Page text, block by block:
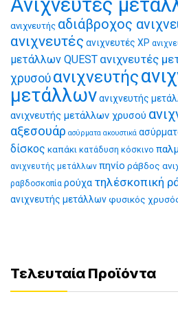
ανιχνευτής αδιάβροχος
ανιχνευτές ανιχνευτές XP
μετάλλων QUEST ανιχνευτές
χρυσού ανιχνευτής
μετάλλωνανιχνευτής
ανιχνευτής μετάλλων χρυσού
αξεσουάρ ασύρματα ακουστικά
δίσκος καπάκι κατάδυση κόσκινο
ανιχνευτής μετάλλων πηνίο ράβδος
ραβδοσκοπία ρούχα τηλέσκοπική
ανιχνευτής μετάλλωνφυσικός
Τελευταία Προϊόντα